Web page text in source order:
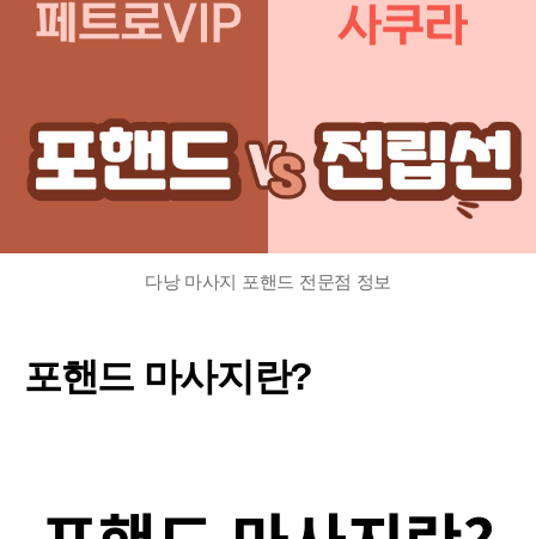
약
방
에
다낭 마사지 포핸드 전문점 정보
포핸드 마사지란?